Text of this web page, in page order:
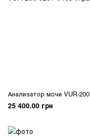
Анализатор мочи VUR-200
25 400.00 грн